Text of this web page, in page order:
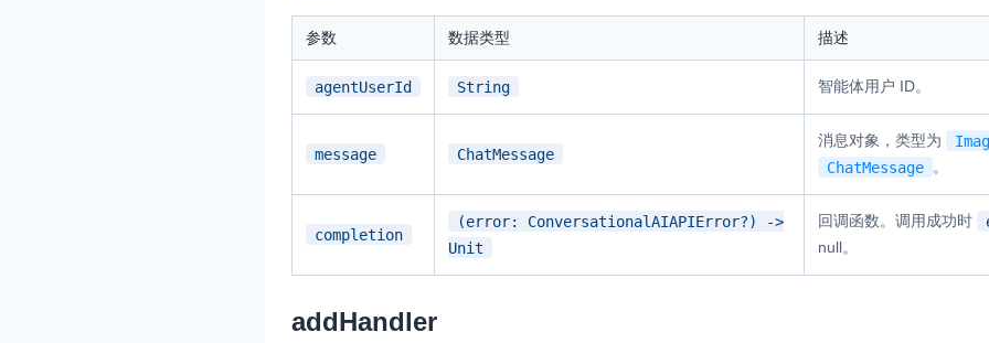
对话式 AI 引擎 NEW
突破传统文字交互模式，与 AI 进行高拟
频互动功能、更大的可扩展性和更优秀的
一整套低延时、高并发、可扩展、高可靠
一站式实时互动模块的选型、购买、账
SDK 拓展插件
拓展 SDK 能力，打造更具个性化的音
媒体服务
使用录制、推流、拉流等服务丰富互动
参数 数据类型 描述
agentUserId String 智能体用户 ID。
message ChatMessage
消息对象，类型为
ChatMessage
。
completion
(error: ConversationalAIAPIError?) ->
Unit
回调函数。调用成功时
null。
addHandler